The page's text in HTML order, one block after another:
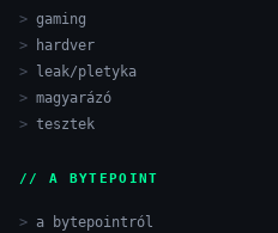
gaming
hardver
leak/pletyka
magyarázó
tesztek
// A BYTEPOINT
a bytepointról